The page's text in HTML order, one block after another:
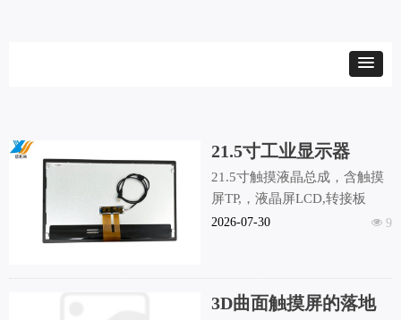
21.5寸工业显示器
21.5寸触摸液晶总成，含触摸
屏TP,，液晶屏LCD,转接板
넶 9
2026-07-30
3D曲面触摸屏的落地